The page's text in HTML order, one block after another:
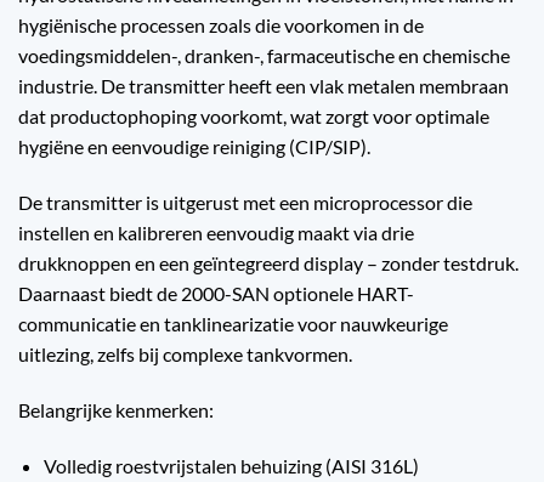
hygiënische processen zoals die voorkomen in de
voedingsmiddelen-, dranken-, farmaceutische en chemische
industrie. De transmitter heeft een vlak metalen membraan
dat productophoping voorkomt, wat zorgt voor optimale
hygiëne en eenvoudige reiniging (CIP/SIP).
De transmitter is uitgerust met een microprocessor die
instellen en kalibreren eenvoudig maakt via drie
drukknoppen en een geïntegreerd display – zonder testdruk.
Daarnaast biedt de 2000-SAN optionele HART-
communicatie en tanklinearizatie voor nauwkeurige
uitlezing, zelfs bij complexe tankvormen.
Belangrijke kenmerken:
Volledig roestvrijstalen behuizing (AISI 316L)